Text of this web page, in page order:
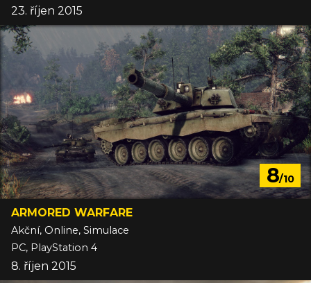
23. říjen 2015
8/10
ARMORED WARFARE
Akční, Online, Simulace
PC, PlayStation 4
8. říjen 2015